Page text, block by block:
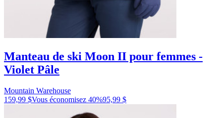
Manteau de ski Moon II pour femmes -
Violet Pâle
Mountain Warehouse
159,99 $Vous économisez 40%95,99 $